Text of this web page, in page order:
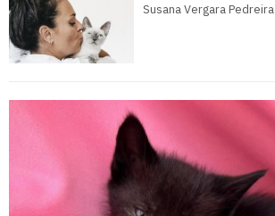
Susana Vergara Pedreira